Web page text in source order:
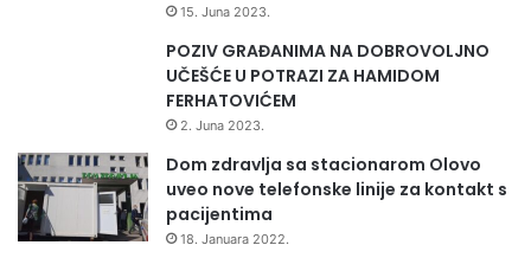
15. Juna 2023.
POZIV GRAĐANIMA NA DOBROVOLJNO
UČEŠĆE U POTRAZI ZA HAMIDOM
FERHATOVIĆEM
2. Juna 2023.
Dom zdravlja sa stacionarom Olovo
uveo nove telefonske linije za kontakt s
pacijentima
18. Januara 2022.